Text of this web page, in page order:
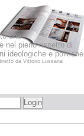
che
nel pieno rispetto di
ideologiche e
da Vittorio Lussana